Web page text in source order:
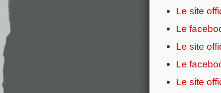
Le site
Le
Le site
Le
Le site